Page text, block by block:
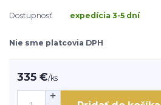
Dostupnosť expedícia 3-5 dní
Nie sme platcovia DPH
335 €/ks